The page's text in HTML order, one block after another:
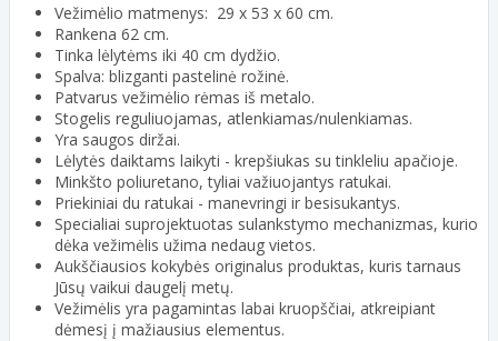
Vežimėlio matmenys: 29 x 53 x 60 cm.
Rankena 62 cm.
Tinka lėlytėms iki 40 cm dydžio.
Spalva: blizganti pastelinė rožinė.
Patvarus vežimėlio rėmas iš metalo.
Stogelis reguliuojamas, atlenkiamas/nulenkiamas.
Yra saugos diržai.
Lėlytės daiktams laikyti - krepšiukas su tinkleliu apačioje.
Minkšto poliuretano, tyliai važiuojantys ratukai.
Priekiniai du ratukai - manevringi ir besisukantys.
Specialiai suprojektuotas sulankstymo mechanizmas, kurio
dėka vežimėlis užima nedaug vietos.
Aukščiausios kokybės originalus produktas, kuris tarnaus
Jūsų vaikui daugelį metų.
Vežimėlis yra pagamintas labai kruopščiai, atkreipiant
dėmesį į mažiausius elementus.